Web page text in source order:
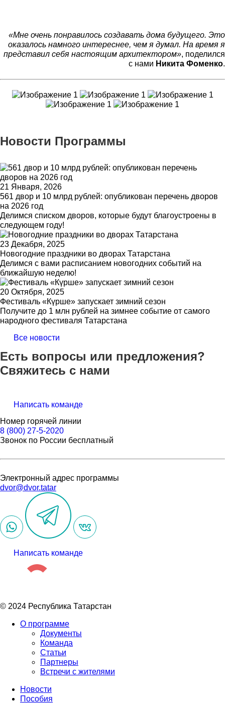
«Мне очень понравилось создавать дома будущего. Это
оказалось намного интереснее, чем я думал. На время я
представил себя настоящим архитектором», поделился
с нами Никита Фоменко.
Новости Программы
21 Января, 2026
561 двор и 10 млрд рублей: опубликован перечень дворов
на 2026 год
Делимся списком дворов, которые будут благоустроены в
следующем году!
23 Декабря, 2025
Новогодние праздники во дворах Татарстана
Делимся с вами расписанием новогодних событий на
ближайшую неделю!
20 Октября, 2025
Фестиваль «Күрше» запускает зимний сезон
Получите до 1 млн рублей на зимнее событие от самого
народного фестиваля Татарстана
Все новости
Есть вопросы или предложения?
Свяжитесь с нами
Написать команде
Номер горячей линии
8 (800) 27-5-2020
Звонок по России бесплатный
Электронный адрес программы
dvor@dvor.tatar
Написать команде
© 2024 Республика Татарстан
О программе
Документы
Команда
Статьи
Партнеры
Встречи с жителями
Новости
Пособия